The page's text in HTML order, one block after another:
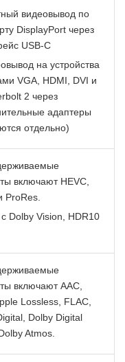
видеовывод по
DisplayPort через
USB‑C
на устройства
VGA, HDMI, DVI и
2 через
адаптеры
отдельно)
включают HEVC,
ProRes.
Dolby Vision, HDR10
включают AAC,
Lossless, FLAC,
Dolby Digital
Atmos.